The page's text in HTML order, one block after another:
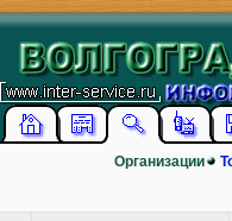
Организации